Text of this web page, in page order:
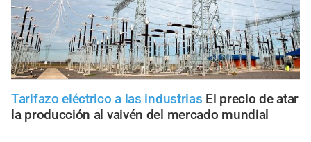
Tarifazo eléctrico a las industrias El precio de atar
la producción al vaivén del mercado mundial